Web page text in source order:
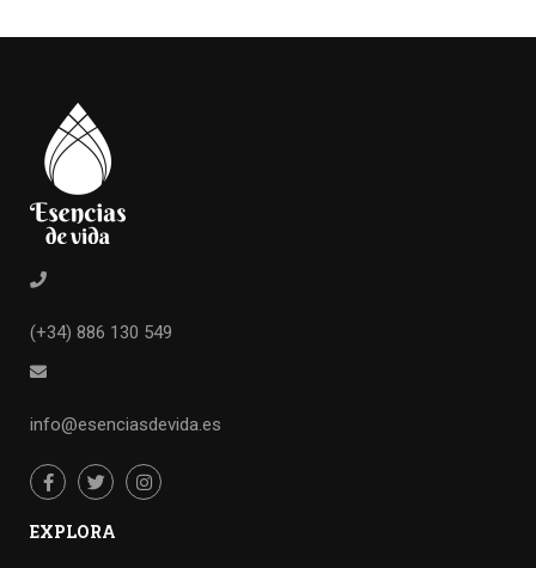
(+34) 886 130 549
info@esenciasdevida.es
EXPLORA